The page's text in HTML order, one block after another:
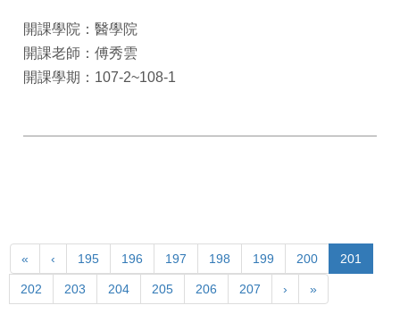
開課學院：醫學院
開課老師：傅秀雲
開課學期：107-2~108-1
« ‹ 195 196 197 198 199 200 201
202 203 204 205 206 207 › »